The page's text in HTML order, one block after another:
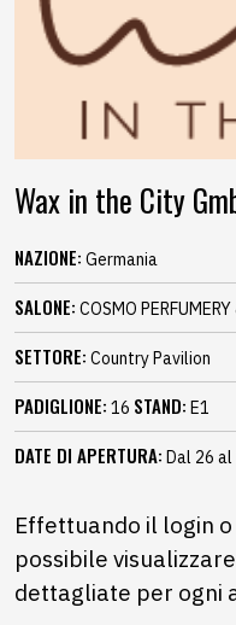
Wax in the City
NAZIONE: Germania
SALONE: COSMO
SETTORE: Country Pavilion
PADIGLIONE: 16 STAND: E1
DATE DI APERTURA: Dal 26
Effettuando il login
possibile
dettagliate per ogni